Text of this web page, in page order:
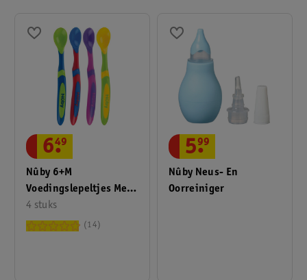
Nûby 6+M
Voedingslepeltjes Met
Lange Handgreep
4 stuks
6.
49
14
Nûby Neus- En
Oorreiniger
5.
99